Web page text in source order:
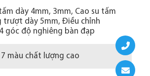
dày 4mm, 3mm, Cao su tấm
trượt dày 5mm, Điều chỉnh
góc độ nghiêng bàn đạp
màu chất lượng cao